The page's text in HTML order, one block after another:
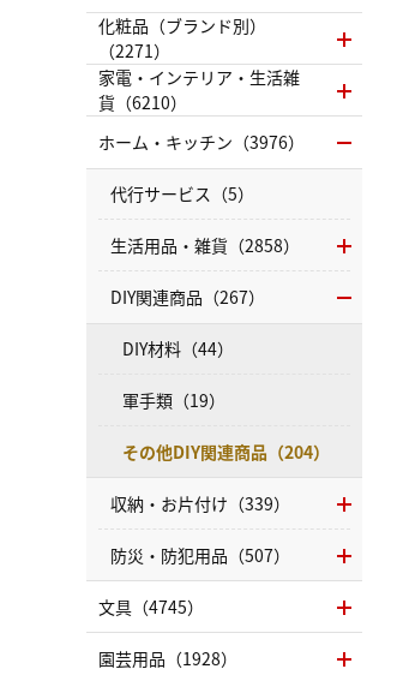
化粧品（ブランド別）
（2271）
家電・インテリア・生活雑
貨（6210）
ホーム・キッチン（3976）
代行サービス（5）
生活用品・雑貨（2858）
DIY関連商品（267）
DIY材料（44）
軍手類（19）
その他DIY関連商品（204）
収納・お片付け（339）
防災・防犯用品（507）
文具（4745）
園芸用品（1928）